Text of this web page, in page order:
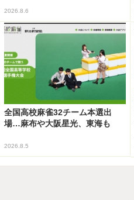
2026.8.6
全国高校麻雀32チーム本選出
場…麻布や大阪星光、東海も
2026.8.5